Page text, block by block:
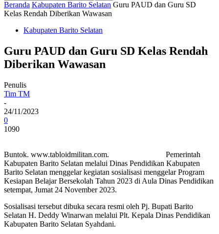
Beranda Kabupaten Barito Selatan Guru PAUD dan Guru SD
Kelas Rendah Diberikan Wawasan
Kabupaten Barito Selatan
Guru PAUD dan Guru SD Kelas Rendah
Diberikan Wawasan
Penulis
Tim TM
-
24/11/2023
0
1090
Buntok. www.tabloidmilitan.com. Pemerintah
Kabupaten Barito Selatan melalui Dinas Pendidikan Kabupaten
Barito Selatan menggelar kegiatan sosialisasi menggelar Program
Kesiapan Belajar Bersekolah Tahun 2023 di Aula Dinas Pendidikan
setempat, Jumat 24 November 2023.
Sosialisasi tersebut dibuka secara resmi oleh Pj. Bupati Barito
Selatan H. Deddy Winarwan melalui Plt. Kepala Dinas Pendidikan
Kabupaten Barito Selatan Syahdani.